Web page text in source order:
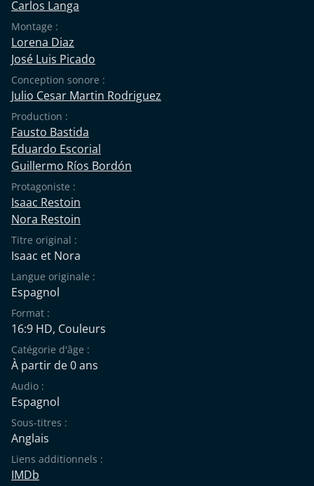
Carlos Langa
Montage :
Lorena Diaz
José Luis Picado
Conception sonore :
Julio Cesar Martin Rodriguez
Production :
Fausto Bastida
Eduardo Escorial
Guillermo Ríos Bordón
Protagoniste :
Isaac Restoin
Nora Restoin
Titre original :
Isaac et Nora
Langue originale :
Espagnol
Format :
16:9 HD, Couleurs
Catégorie d'âge :
À partir de 0 ans
Audio :
Espagnol
Sous-titres :
Anglais
Liens additionnels :
IMDb